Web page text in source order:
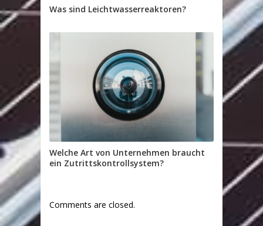
Was sind Leichtwasserreaktoren?
Welche Art von Unternehmen braucht
ein Zutrittskontrollsystem?
Comments are closed.